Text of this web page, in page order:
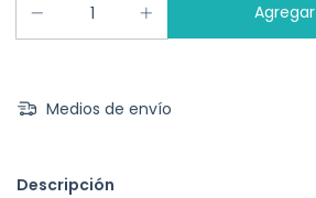
Medios de envío
Descripción